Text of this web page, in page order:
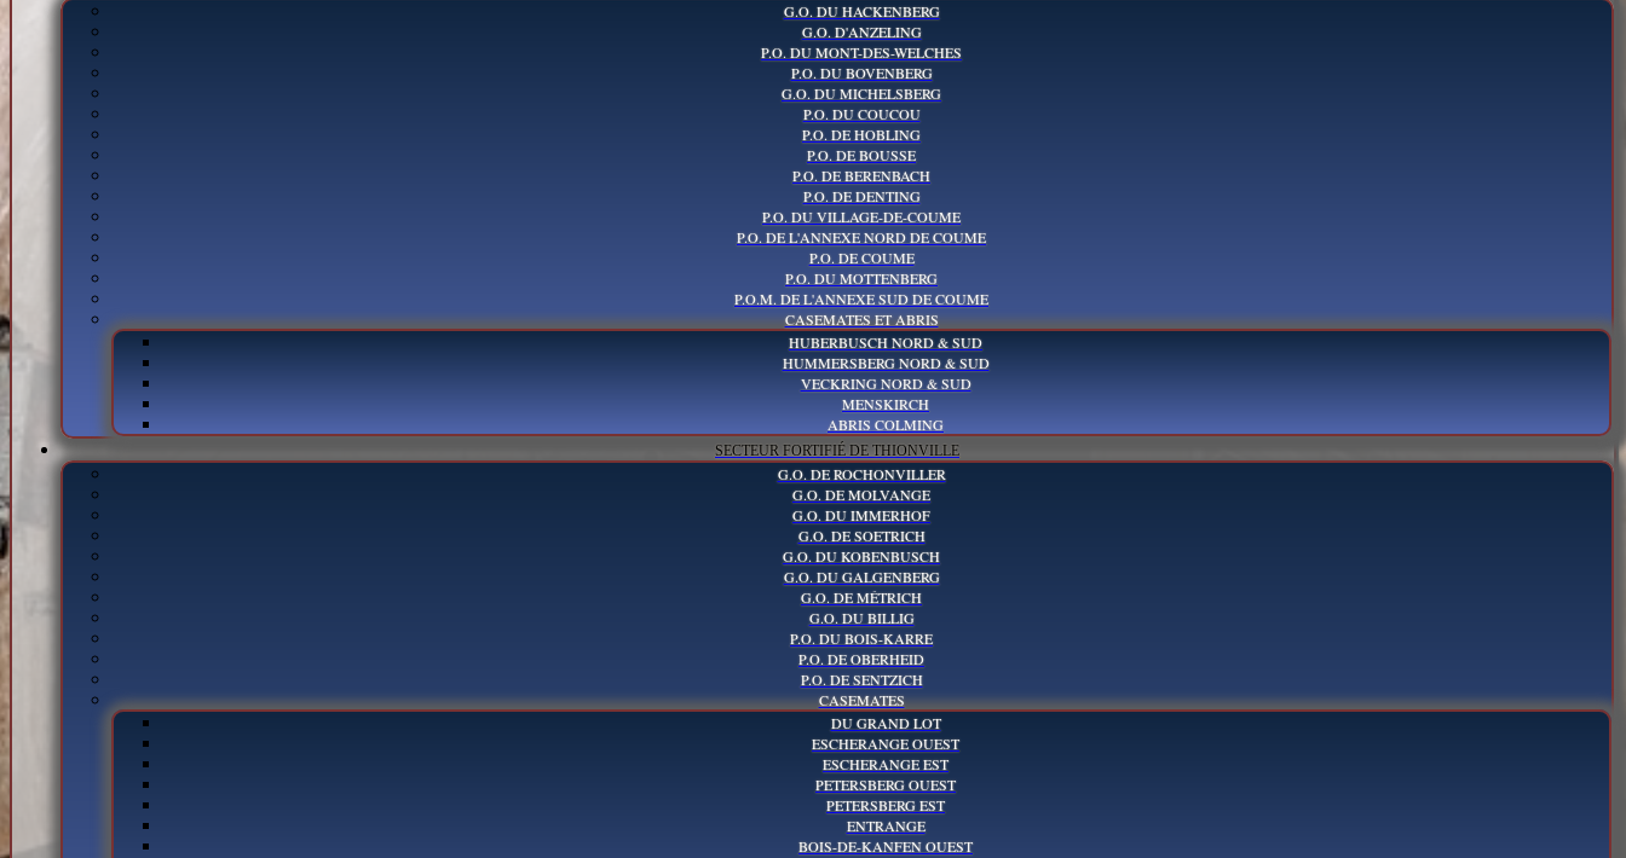
G.O. DU HACKENBERG
G.O. D'ANZELING
P.O. DU MONT-DES-WELCHES
P.O. DU BOVENBERG
G.O. DU MICHELSBERG
P.O. DU COUCOU
P.O. DE HOBLING
P.O. DE BOUSSE
P.O. DE BERENBACH
P.O. DE DENTING
P.O. DU VILLAGE-DE-COUME
P.O. DE L'ANNEXE NORD DE COUME
P.O. DE COUME
P.O. DU MOTTENBERG
P.O.M. DE L'ANNEXE SUD DE COUME
CASEMATES ET ABRIS
HUBERBUSCH NORD & SUD
HUMMERSBERG NORD & SUD
VECKRING NORD & SUD
MENSKIRCH
ABRIS COLMING
SECTEUR FORTIFIÉ DE THIONVILLE
G.O. DE ROCHONVILLER
G.O. DE MOLVANGE
G.O. DU IMMERHOF
G.O. DE SOETRICH
G.O. DU KOBENBUSCH
G.O. DU GALGENBERG
G.O. DE MÉTRICH
G.O. DU BILLIG
P.O. DU BOIS-KARRE
P.O. DE OBERHEID
P.O. DE SENTZICH
CASEMATES
DU GRAND LOT
ESCHERANGE OUEST
ESCHERANGE EST
PETERSBERG OUEST
PETERSBERG EST
ENTRANGE
BOIS-DE-KANFEN OUEST